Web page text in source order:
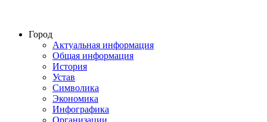
Город
Актуальная информация
Общая информация
История
Устав
Символика
Экономика
Инфографика